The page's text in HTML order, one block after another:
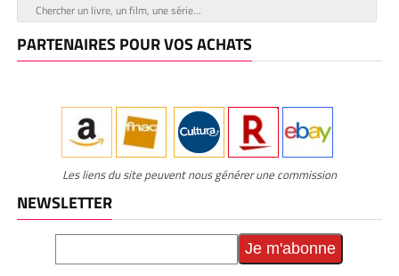
PARTENAIRES POUR VOS ACHATS
Les liens du site peuvent nous générer une commission
NEWSLETTER